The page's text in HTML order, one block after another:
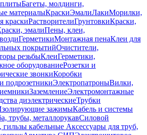
Багеты, молдинги,
материалыКраскиЭмалиЛакиМорилки,
краскиРастворителиГрунтовкиКраски,
эмалиПены, клеи,
ГерметикиМонтажная пенаКлеи для
покрытийОчистители,
резьбыКлеиГерметики,
оборудованиеРозетки и
звонкиКоробки
подрозетникиЭлектропатроныВилки,
ЗаземлениеЭлектромонтажные
диэлектрическиеТрубки
зажимыКабель и системы
трубы, металлорукавСиловой
кабельные Аксессуары для труб,